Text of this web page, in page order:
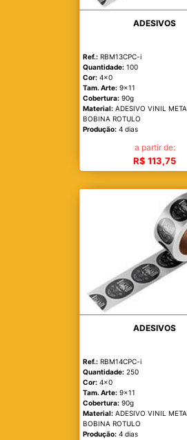
ADESIVOS
Ref.: RBM13CPC-i
Quantidade: 100
Cor: 4x0
Tam. Arte: 9x11
Cobertura: 90g
Material: ADESIVO VINIL
BOBINA ROTULO
Produção: 4 dias
a partir de:
R$ 113,75
ADESIVOS
Ref.: RBM14CPC-i
Quantidade: 250
Cor: 4x0
Tam. Arte: 9x11
Cobertura: 90g
Material: ADESIVO VINIL
BOBINA ROTULO
Produção: 4 dias